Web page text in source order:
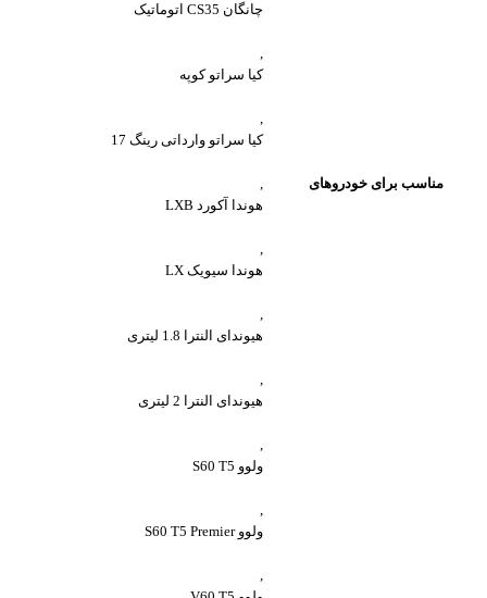
مناسب برای خودروهای
چانگان CS35 اتوماتیک
,
کیا سراتو کوپه
,
کیا سراتو وارداتی رینگ 17
,
هوندا آکورد LXB
,
هوندا سیویک LX
,
هیوندای النترا 1.8 لیتری
,
هیوندای النترا 2 لیتری
,
ولوو S60 T5
,
ولوو S60 T5 Premier
,